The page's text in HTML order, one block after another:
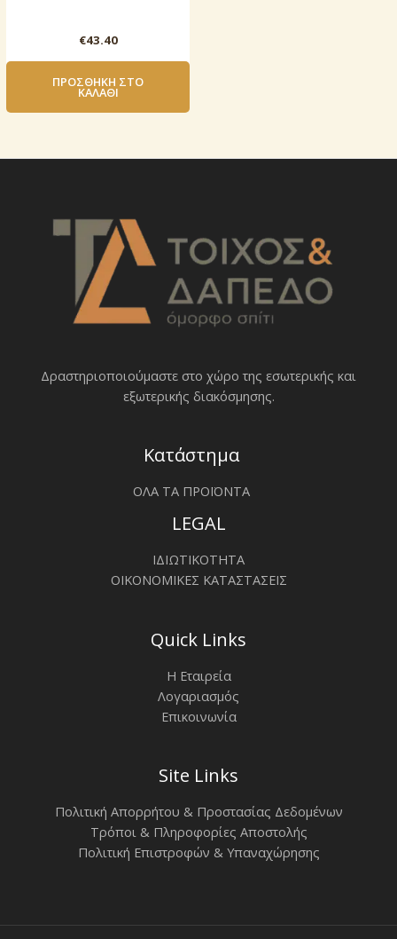
€43.40
ΠΡΟΣΘΉΚΗ ΣΤΟ
ΚΑΛΆΘΙ
Δραστηριοποιoύμαστε στο χώρο της εσωτερικής και
εξωτερικής διακόσμησης.
Κατάστημα
ΟΛΑ ΤΑ ΠΡΟΪΟΝΤΑ
LEGAL
ΙΔΙΩΤΙΚΟΤΗΤΑ
ΟΙΚΟΝΟΜΙΚΕΣ ΚΑΤΑΣΤΑΣΕΙΣ
Quick Links
Η Εταιρεία
Λογαριασμός
Επικοινωνία
Site Links
Πολιτική Απορρήτου & Προστασίας Δεδομένων
Τρόποι & Πληροφορίες Αποστολής
Πολιτική Επιστροφών & Υπαναχώρησης